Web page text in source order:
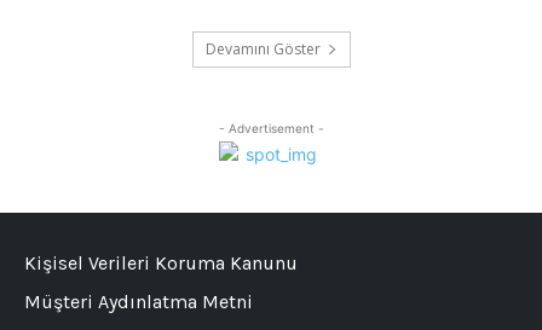
Devamını Göster
- Advertisement -
Kişisel Verileri Koruma Kanunu
Müşteri Aydınlatma Metni